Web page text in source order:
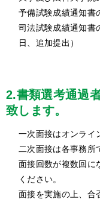
予備試験成績通知書
司法試験成績通知書
日、追加提出）
2.書類選考通過
致します。
一次面接はオンライ
二次面接は各事務所
面接回数が複数回に
ください。
面接を実施の上、合